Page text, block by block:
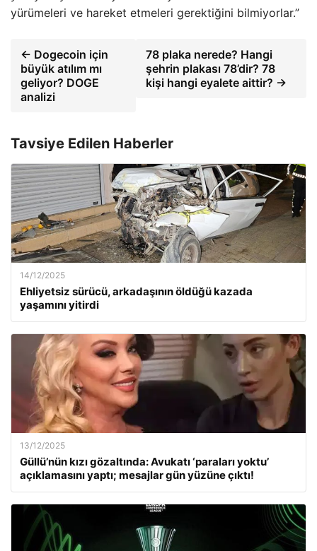
yürümeleri ve hareket etmeleri gerektiğini bilmiyorlar.”
← Dogecoin için
büyük atılım mı
geliyor? DOGE
analizi
78 plaka nerede? Hangi
şehrin plakası 78’dir? 78
kişi hangi eyalete aittir? →
Tavsiye Edilen Haberler
14/12/2025
Ehliyetsiz sürücü, arkadaşının öldüğü kazada
yaşamını yitirdi
13/12/2025
Güllü’nün kızı gözaltında: Avukatı ‘paraları yoktu’
açıklamasını yaptı; mesajlar gün yüzüne çıktı!